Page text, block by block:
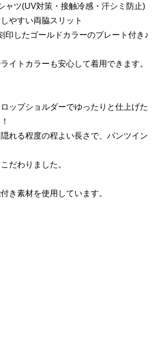
ツ(UV対策・接触冷感・汗シミ防止)
やすい両脇スリット
したゴールドカラーのプレート付き♪
イトカラーも安心して着用できます。
ップショルダーでゆったりと仕上げた
れる程度の程よい長さで、パンツイン
だわりました。
き素材を使用しています。